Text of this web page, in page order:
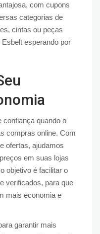
com cupons
categorias de
cintas ou peças
esperando por
confiança quando o
compras online. Com
ofertas, ajudamos
em suas lojas
objetivo é facilitar o
verificados, para que
mais economia e
garantir mais